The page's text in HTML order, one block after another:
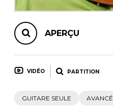
APERÇU
VIDÉO PARTITION
GUITARE SEULE AVANCÉ